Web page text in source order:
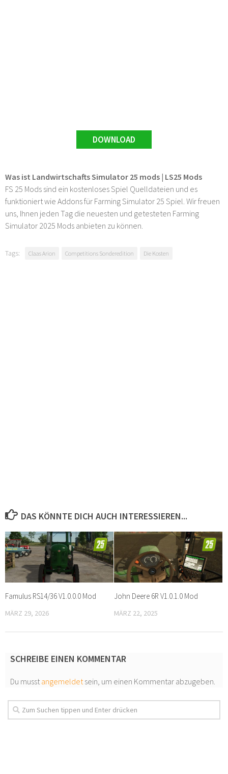
DOWNLOAD
Was ist Landwirtschafts Simulator 25 mods | LS25 Mods
FS 25 Mods sind ein kostenloses Spiel Quelldateien und es
funktioniert wie Addons für Farming Simulator 25 Spiel. Wir freuen
uns, Ihnen jeden Tag die neuesten und getesteten Farming
Simulator 2025 Mods anbieten zu können.
Tags: Claas Arion Competitions Sonderedition Die Kosten
DAS KÖNNTE DICH AUCH INTERESSIEREN...
Famulus RS14/36 V1.0.0.0 Mod
MÄRZ 29, 2026
John Deere 6R V1.0.1.0 Mod
MÄRZ 22, 2025
SCHREIBE EINEN KOMMENTAR
Du musstangemeldetsein, um einen Kommentar abzugeben.